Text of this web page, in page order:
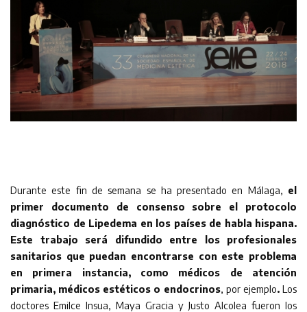
Durante este fin de semana se ha presentado en Málaga, el
primer documento de consenso sobre el protocolo
diagnóstico de Lipedema en los países de habla hispana.
Este trabajo será difundido entre los profesionales
sanitarios que puedan encontrarse con este problema
en primera instancia, como médicos de atención
primaria, médicos estéticos o endocrinos, por ejemplo.Los
doctores Emilce Insua, Maya Gracia y Justo Alcolea fueron los